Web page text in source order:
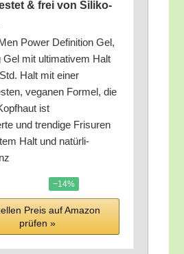
& frei von Sili­ko­
Power Defi­ni­ti­on Gel,
Gel mit ulti­ma­ti­vem Halt
Halt mit einer
vega­nen For­mel, die
ist
und tren­di­ge Fri­su­ren
Halt und natür­li­
−14%
Preis auf Ama­zon
prü­fen »